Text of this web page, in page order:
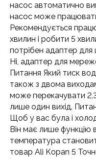
насос автоматично
насос може
Рекомендується
хвилин і робити 5
потрібен адаптер для
Ні, адаптер для
Питання Який тиск
також з двома
може перекачувати
лише один вихід.
Щоб у вас була і
Він має лише функцію
температура
товар Ali Kopan 5